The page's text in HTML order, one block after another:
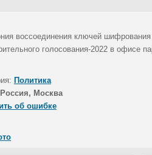
воссоединения ключей шифрования
голосования-2022 в офисе
Политика
Россия, Москва
об ошибке